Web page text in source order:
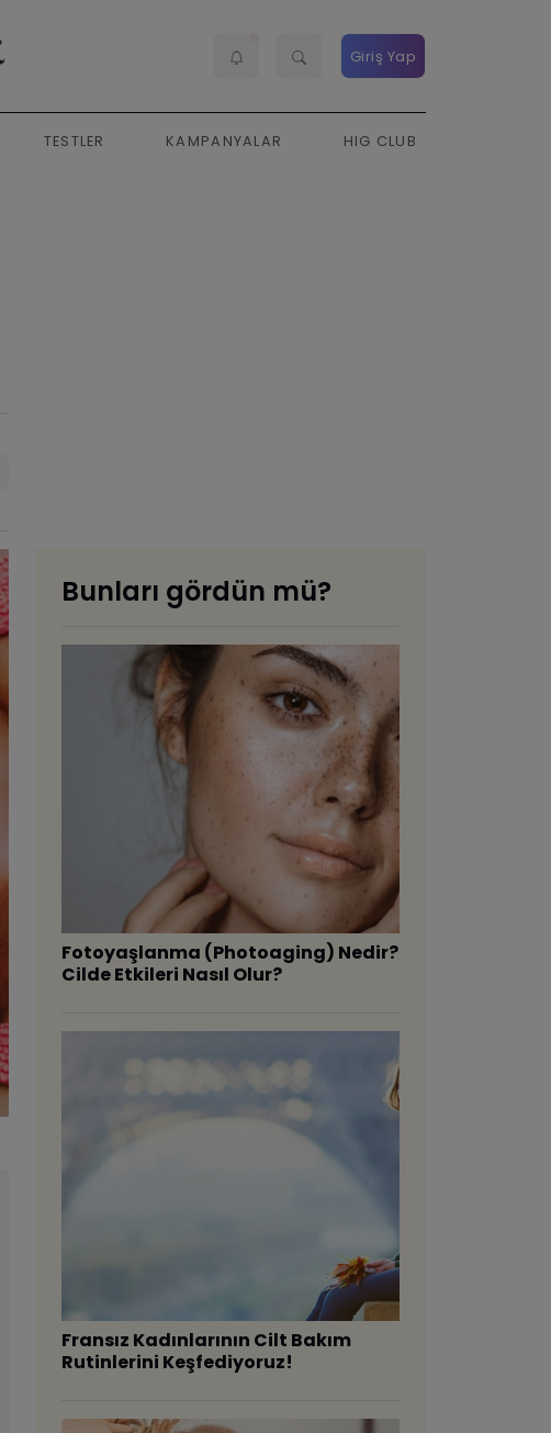
Giriş Yap
TESTLER KAMPANYALAR HIG CLUB
Bunları gördün mü?
Fotoyaşlanma (Photoaging) Nedir?
Cilde Etkileri Nasıl Olur?
Fransız Kadınlarının Cilt Bakım
Rutinlerini Keşfediyoruz!